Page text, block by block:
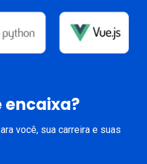
encaixa?
você, sua carreira e suas